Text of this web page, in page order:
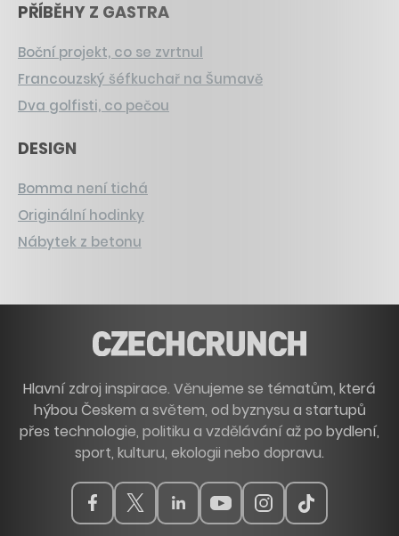
PŘÍBĚHY Z GASTRA
Boční projekt, co se zvrtnul
Francouzský šéfkuchař na Šumavě
Dva golfisti, co pečou
DESIGN
Bomma není tichá
Originální hodinky
Nábytek z betonu
Hlavní zdroj inspirace. Věnujeme se tématům, která
hýbou Českem a světem, od byznysu a startupů
přes technologie, politiku a vzdělávání až po bydlení,
sport, kulturu, ekologii nebo dopravu.